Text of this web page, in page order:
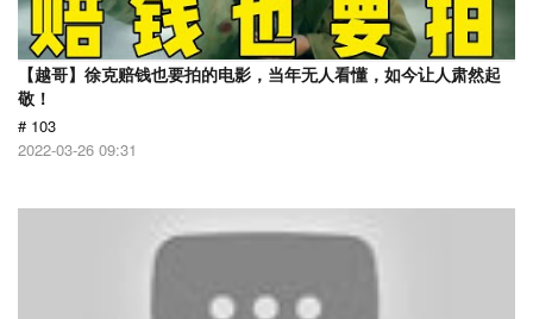
【越哥】徐克赔钱也要拍的电影，当年无人看懂，如今让人肃然起
敬！
# 103
2022-03-26 09:31